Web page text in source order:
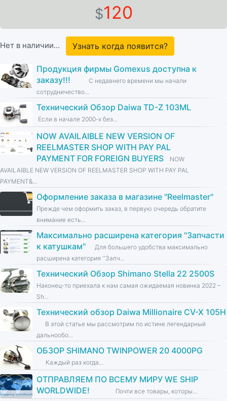
$120
Нет в наличии... Узнать когда появится?
Продукция фирмы Gomexus доступна к
заказу!!!
С недавнего времени мы начали
сотрудничество...
Технический Обзор Daiwa TD-Z 103ML
Если в начале 2000-х без...
NOW AVAILAIBLE NEW VERSION OF
REELMASTER SHOP WITH PAY PAL
PAYMENT FOR FOREIGN BUYERS
NOW
AVAILAIBLE NEW VERSION OF REELMASTER SHOP WITH PAY PAL
PAYMENT&...
Оформление заказа в магазине ''Reelmaster''
Прежде чем оформить заказ, в первую очередь обратите
внимание есть...
Максимально расширена категория ''Запчасти
к катушкам''
Для большего удобства максимально
расширена категория ''Запч...
Технический Обзор Shimano Stella 22 2500S
Наконец-то приехала к нам самая ожидаемая новинка 2022 –
Sh...
Технический обзор Daiwa Millionaire CV-X 105H
В этой статье мы рассмотрим по истине легендарный
дальнообо...
ОБЗОР SHIMANO TWINPOWER 20 4000PG
Каждый раз когда...
ОТПРАВЛЯЕМ ПО ВСЕМУ МИРУ WE SHIP
WORLDWIDE!
Почти все товары, которы...